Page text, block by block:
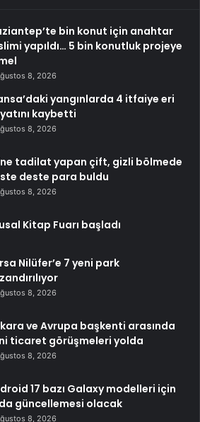
bin konut için anahtar
yapıldı… 5 bin konutluk projeye
8, 2026
yangınlarda 4 itfaiye eri
kaybetti
8, 2026
tadilat yapan çift, gizli bölmede
deste para buldu
8, 2026
Kitap Fuarı başladı
Nilüfer’e 7 yeni park
8, 2026
ve Avrupa başkenti arasında
ticaret görüşmeleri yolda
8, 2026
17 bazı Galaxy modelleri için
güncellemesi olacak
8, 2026